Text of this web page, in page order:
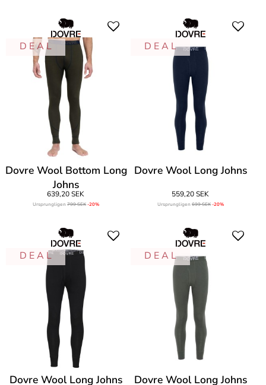
D E A L
Dovre Wool Bottom Long
Johns
639,20 SEK
Ursprungligen799 SEK-20%
D E A L
Dovre Wool Long Johns
559,20 SEK
Ursprungligen699 SEK-20%
D E A L
Dovre Wool Long Johns
D E A L
Dovre Wool Long Johns